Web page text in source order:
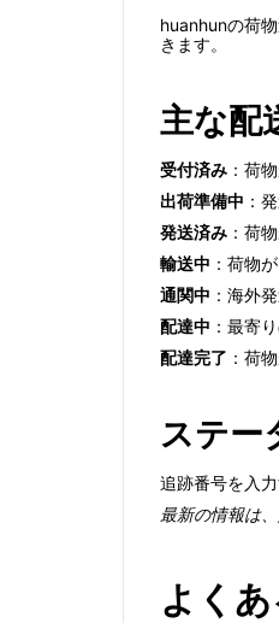
huanhunの荷
きます。
主な配
受付済み ：荷
出荷準備中 ：
発送済み ：荷
輸送中 ：荷物
通関中 ：海外
配達中 ：最寄
配達完了 ：荷
ステー
追跡番号を入
最新の情報は
よく